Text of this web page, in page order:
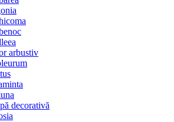
arbustiv
decorativă